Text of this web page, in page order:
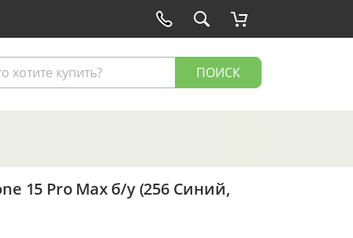
ПОИСК
15 Pro Max б/у (256 Синий,